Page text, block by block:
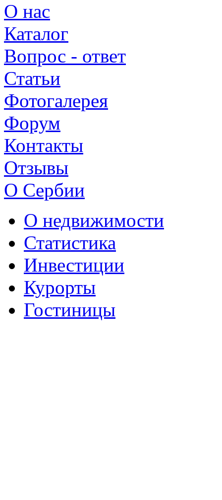
О нас
Каталог
Вопрос - ответ
Статьи
Фотогалерея
Форум
Контакты
Отзывы
О Сербии
О недвижимости
Статистика
Инвестиции
Курорты
Гостиницы